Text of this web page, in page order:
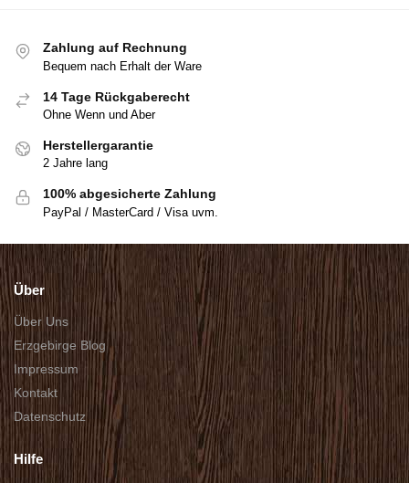
Zahlung auf Rechnung
Bequem nach Erhalt der Ware
14 Tage Rückgaberecht
Ohne Wenn und Aber
Herstellergarantie
2 Jahre lang
100% abgesicherte Zahlung
PayPal / MasterCard / Visa uvm.
Über
Über Uns
Erzgebirge Blog
Impressum
Kontakt
Datenschutz
Hilfe